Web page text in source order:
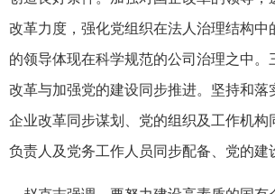
改革力度，强化党组织在法人治理结构中
的领导体现在科学规范的公司治理之中。
改革与加强党的建设同步推进。坚持和落
企业改革同步谋划、党的组织及工作机构
负责人及党务工作人员同步配备、党的建